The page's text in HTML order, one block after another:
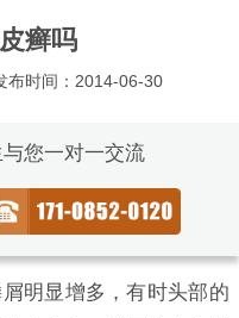
癣吗
布时间：2014-06-30
您一对一交流
明显增多，有时头部的